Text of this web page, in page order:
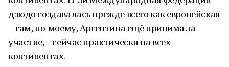
дзюдо создавалась прежде всего как европейская
– там, по-моему, Аргентина ещё принимала
участие, – сейчас практически на всех
континентах.